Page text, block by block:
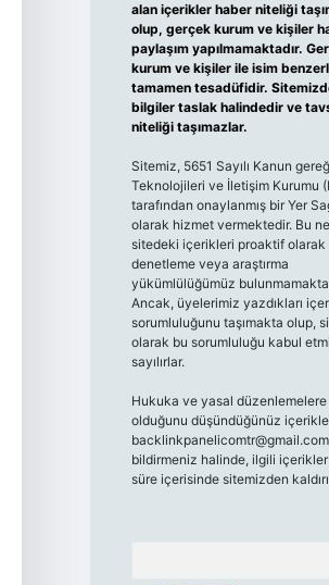
alan içerikler haber niteliği
olup, gerçek kurum ve kişiler
paylaşım yapılmamaktadır.
kurum ve kişiler ile isim
tamamen tesadüfidir.
bilgiler taslak halindedir ve
niteliği taşımazlar.
Sitemiz, 5651 Sayılı Kanun
Teknolojileri ve İletişim Kurumu
tarafından onaylanmış bir Yer
olarak hizmet vermektedir. Bu
sitedeki içerikleri proaktif olarak
denetleme veya araştırma
yükümlülüğümüz
Ancak, üyelerimiz yazdıkları
sorumluluğunu taşımakta olup,
olarak bu sorumluluğu kabul
sayılırlar.
Hukuka ve yasal düzenlemelere
olduğunu düşündüğünüz
backlinkpanelicomtr@gmail.com
bildirmeniz halinde, ilgili
süre içerisinde sitemizden